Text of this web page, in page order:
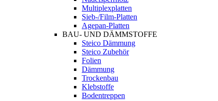
Multiplexplatten
Sieb-/Film-Platten
Agepan-Platten
BAU- UND DÄMMSTOFFE
Steico Dämmung
Steico Zubehör
Folien
Dämmung
Trockenbau
Klebstoffe
Bodentreppen